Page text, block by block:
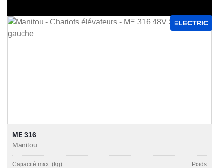
ELECTRIC
ME 316
Manitou
Capacité max. (kg)
Poids